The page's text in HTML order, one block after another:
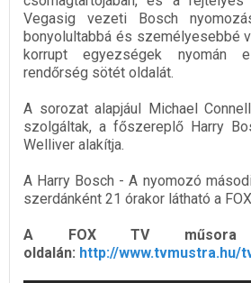
Vegasig vezeti Bosch
bonyolultabbá és személyesebbé
korrupt egyezségek nyomán
rendőrség sötét oldalát.
A sorozat alapjául Michael
szolgáltak, a főszereplő Harry
Welliver alakítja.
A Harry Bosch - A nyomozó
szerdánként 21 órakor látható a
A FOX TV műsora
oldalán: http://www.tvmustra.hu/